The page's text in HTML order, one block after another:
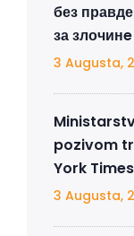
без
за
3 Augusta,
pozivom
York
3 Augusta,